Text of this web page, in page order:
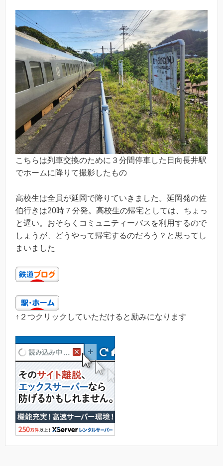
こちらは列車交換のために３分間停車した日向長井駅
でホームに降りて撮影したもの
高校生は全員が延岡で降りていきました。延岡発の佐
伯行きは20時７分発。高校生の帰宅としては、ちょっ
と遅い。おそらくコミュニティーバスを利用するので
しょうが、どうやって帰宅するのだろう？と思ってし
まいました
↑２つクリックしていただけると励みになります